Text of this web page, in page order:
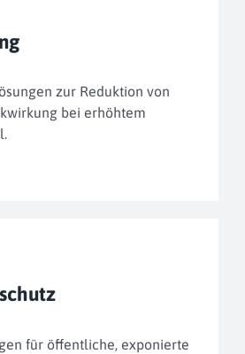
zur Reduktion von
bei erhöhtem
für öffentliche, exponierte